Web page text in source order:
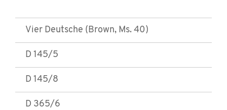
Vier Deutsche (Brown, Ms. 40)
D 145/5
D 145/8
D 365/6